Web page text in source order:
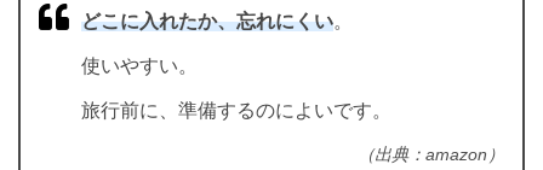
どこに入れたか、忘れにくい。
使いやすい。
旅行前に、準備するのによいです。
（出典：amazon）